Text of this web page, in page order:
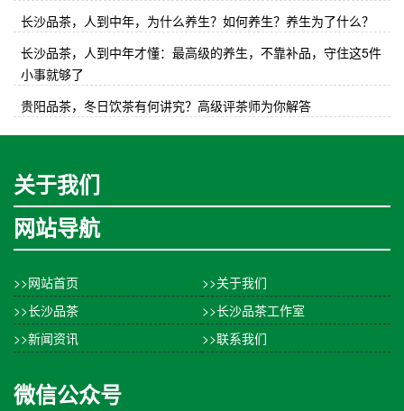
长沙品茶，人到中年，为什么养生？如何养生？养生为了什么？
长沙品茶，人到中年才懂：最高级的养生，不靠补品，守住这5件
小事就够了
贵阳品茶，冬日饮茶有何讲究？高级评茶师为你解答
关于我们
网站导航
>>网站首页
>>关于我们
>>长沙品茶
>>长沙品茶工作室
>>新闻资讯
>>联系我们
微信公众号